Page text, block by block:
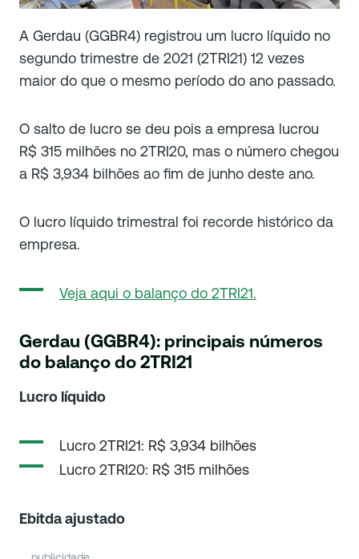
A Gerdau (GGBR4) registrou um lucro líquido no
segundo trimestre de 2021 (2TRI21) 12 vezes
maior do que o mesmo período do ano passado.
O salto de lucro se deu pois a empresa lucrou
R$ 315 milhões no 2TRI20, mas o número chegou
a R$ 3,934 bilhões ao fim de junho deste ano.
O lucro líquido trimestral foi recorde histórico da
empresa.
Veja aqui o balanço do 2TRI21.
Gerdau (GGBR4): principais números
do balanço do 2TRI21
Lucro líquido
Lucro 2TRI21: R$ 3,934 bilhões
Lucro 2TRI20: R$ 315 milhões
Ebitda ajustado